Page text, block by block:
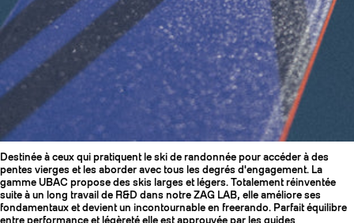
Destinée à ceux qui pratiquent le ski de randonnée pour accéder à des
pentes vierges et les aborder avec tous les degrés d'engagement. La
gamme UBAC propose des skis larges et légers. Totalement réinventée
suite à un long travail de R&D dans notre ZAG LAB, elle améliore ses
fondamentaux et devient un incontournable en freerando. Parfait équilibre
entre performance et légèreté elle est approuvée par les guides